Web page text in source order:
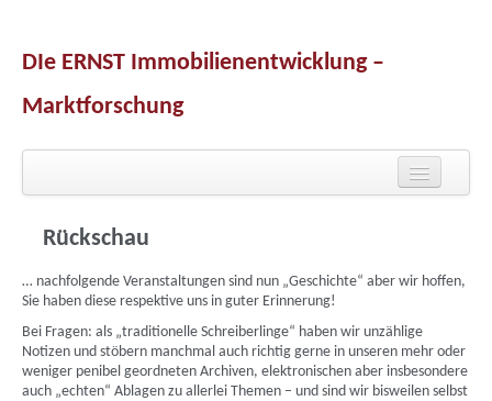
DIe ERNST Immobilienentwicklung –
Marktforschung
Rückschau
Holzbau
Presse
… nachfolgende Veranstaltungen sind nun „Geschichte“ aber wir hoffen,
Sie haben diese respektive uns in guter Erinnerung!
Bei Fragen: als „traditionelle Schreiberlinge“ haben wir unzählige
Notizen und stöbern manchmal auch richtig gerne in unseren mehr oder
weniger penibel geordneten Archiven, elektronischen aber insbesondere
auch „echten“ Ablagen zu allerlei Themen – und sind wir bisweilen selbst